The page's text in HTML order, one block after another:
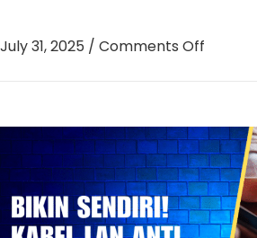
July 31, 2025 / Comments Off